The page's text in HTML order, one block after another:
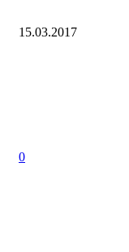
15.03.2017
0